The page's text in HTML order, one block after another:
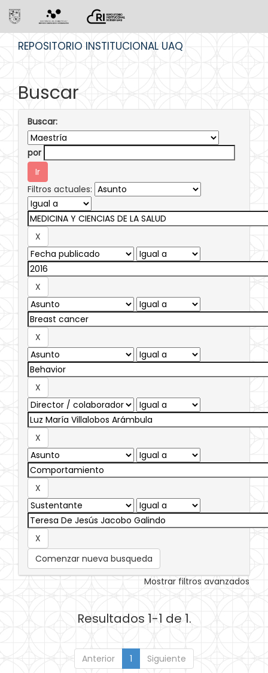
REPOSITORIO INSTITUCIONAL UAQ
Buscar
Buscar:
por
Filtros actuales:
Comenzar nueva busqueda
Mostrar filtros avanzados
Resultados 1-1 de 1.
Anterior 1 Siguiente